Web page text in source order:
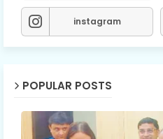
instagram
POPULAR POSTS